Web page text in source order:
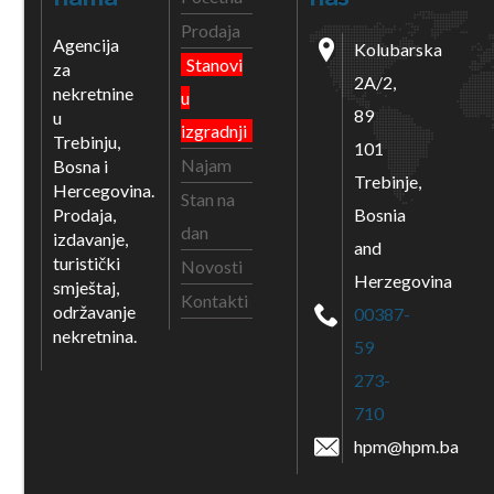
Agencija
za
nekretnine
u
Trebinju,
Bosna i
Hercegovina.
Prodaja,
izdavanje,
turistički
smještaj,
održavanje
nekretnina.
Prodaja
Stanovi
u
izgradnji
Najam
Stan na
dan
Novosti
Kontakti
Kolubarska
2A/2,
89
101
Trebinje,
Bosnia
and
Herzegovina
00387-
59
273-
710
hpm@hpm.ba